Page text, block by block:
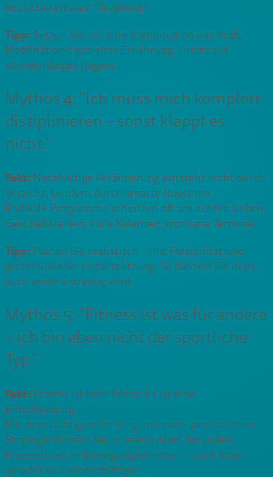
bei sitzintensiven Tätigkeiten.
Tipp: Setzen Sie auf eine Kombination aus Kraft,
Mobilität und gezielter Ernährung – nicht auf
stundenlanges Joggen.
Mythos 4: “Ich muss mich komplett
disziplinieren – sonst klappt es
nicht.”
Fakt: Nachhaltige Veränderung entsteht nicht durch
Verzicht, sondern durch smarte Routinen.
Radikale Programme scheitern oft am echten Leben:
Geschäftsreisen, volle Kalender, spontane Termine.
Tipp: Planen Sie realistisch – mit Flexibilität und
professioneller Unterstützung. So bleiben Sie dran,
auch wenn’s stressig wird.
Mythos 5: “Fitness ist was für andere
– ich bin eben nicht der sportliche
Typ.”
Fakt: Fitness ist kein Talent. Es ist eine
Entscheidung.
Mit dem richtigen Einstieg und einer persönlichen
Strategie können Sie in jedem Alter, bei jedem
Fitnesslevel, in Bewegung kommen – auch (oder
gerade) als vielbeschäftigte